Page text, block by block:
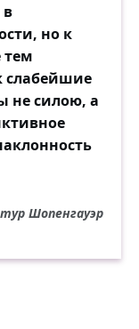
в
но к
тем
слабейшие
не силою, а
Шопенгауэр